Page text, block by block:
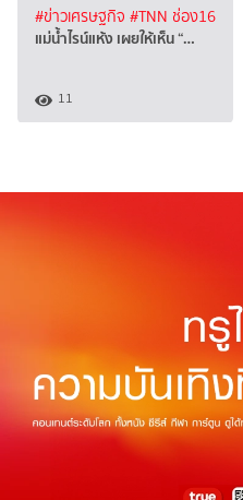
#ข่าวเศรษฐกิจ #TNN ช่อง16
แม่น้ำไรน์แห้ง เผยให้เห็น “…
11